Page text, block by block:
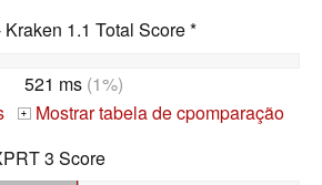
Kraken 1.1 Total Score *
521 ms(1%)
+ Mostrar tabela de cpomparação
3 Score